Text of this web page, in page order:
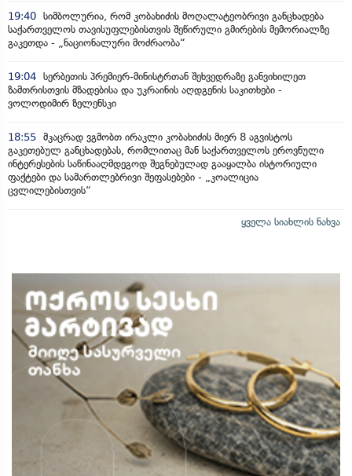
19:40 სიმბოლურია, რომ კობახიძის მოღალატეობრივი განცხადება
საქართველოს თავისუფლებისთვის შეწირული გმირების მემორიალზე
გაკეთდა - „ნაციონალური მოძრაობა“
19:04 სერბეთის პრემიერ-მინისტრთან შეხვედრაზე განვიხილეთ
ზამთრისთვის მზადებისა და უკრაინის აღდგენის საკითხები -
ვოლოდიმირ ზელენსკი
18:55 მკაცრად ვგმობთ ირაკლი კობახიძის მიერ 8 აგვისტოს
გაკეთებულ განცხადებას, რომლითაც მან საქართველოს ეროვნული
ინტერესების საწინააღმდეგოდ შეგნებულად გააყალბა ისტორიული
ფაქტები და სამართლებრივი შეფასებები - „კოალიცია
ცვლილებისთვის“
ყველა სიახლის ნახვა